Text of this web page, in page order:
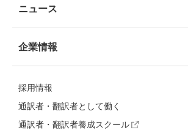
ニュース
企業情報
採用情報
通訳者・翻訳者として働く
通訳者・翻訳者養成スクール